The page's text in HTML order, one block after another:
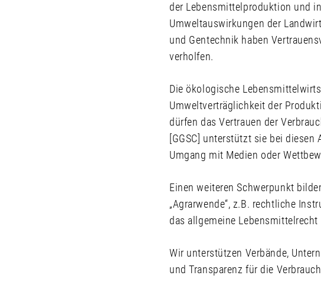
der Lebensmittelproduktion und
Umweltauswirkungen der
und Gentechnik haben
verholfen.
Die ökologische
Umweltverträglichkeit der
dürfen das Vertrauen der
[GGSC] unterstützt sie bei
Umgang mit Medien oder
Einen weiteren Schwerpunkt
„Agrarwende“, z.B. rechtliche
das allgemeine
Wir unterstützen Verbände,
und Transparenz für die